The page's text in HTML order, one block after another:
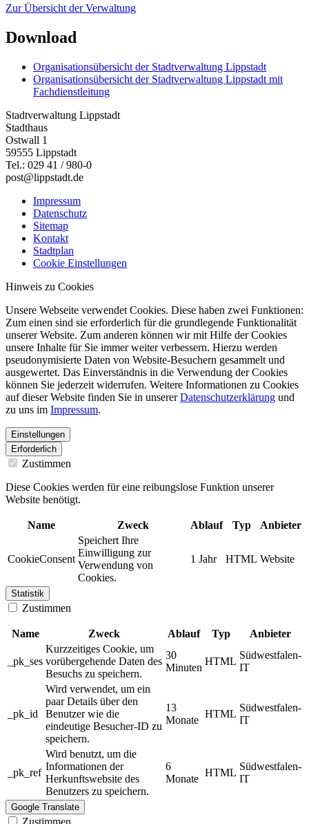
Zur Übersicht der Verwaltung
Download
Organisationsübersicht der Stadtverwaltung Lippstadt
Organisationsübersicht der Stadtverwaltung Lippstadt mit
Fachdienstleitung
Stadtverwaltung Lippstadt
Stadthaus
Ostwall 1
59555 Lippstadt
Tel.: 029 41 / 980-0
post@lippstadt.de
Impressum
Datenschutz
Sitemap
Kontakt
Stadtplan
Cookie Einstellungen
Hinweis zu Cookies
Unsere Webseite verwendet Cookies. Diese haben zwei Funktionen:
Zum einen sind sie erforderlich für die grundlegende Funktionalität
unserer Website. Zum anderen können wir mit Hilfe der Cookies
unsere Inhalte für Sie immer weiter verbessern. Hierzu werden
pseudonymisierte Daten von Website-Besuchern gesammelt und
ausgewertet. Das Einverständnis in die Verwendung der Cookies
können Sie jederzeit widerrufen. Weitere Informationen zu Cookies
auf dieser Website finden Sie in unsererDatenschutzerklärung und
zu uns im Impressum.
Einstellungen
Erforderlich
Zustimmen
Diese Cookies werden für eine reibungslose Funktion unserer
Website benötigt.
Name Zweck Ablauf Typ Anbieter
CookieConsent
Speichert Ihre
Einwilligung zur
Verwendung von
Cookies.
1 Jahr HTML Website
Statistik
Zustimmen
Name Zweck Ablauf Typ Anbieter
_pk_ses
Kurzzeitiges Cookie, um
vorübergehende Daten des
Besuchs zu speichern.
30
Minuten
HTML
Südwestfalen-
IT
_pk_id
Wird verwendet, um ein
paar Details über den
Benutzer wie die
eindeutige Besucher-ID zu
speichern.
13
Monate
HTML
Südwestfalen-
IT
_pk_ref
Wird benutzt, um die
Informationen der
Herkunftswebsite des
Benutzers zu speichern.
6
Monate
HTML
Südwestfalen-
IT
Google Translate
Zustimmen